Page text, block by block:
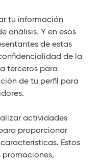
tu información
análisis. Y en esos
de estas
de la
terceros para
de tu perfil para
actividades
proporcionar
Estos